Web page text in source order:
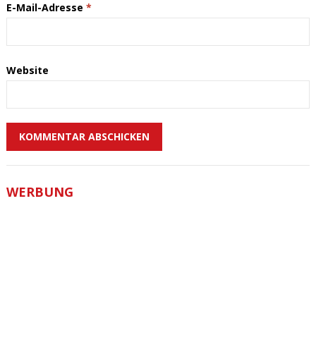
E-Mail-Adresse *
Website
WERBUNG